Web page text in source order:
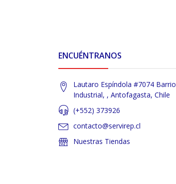
ENCUÉNTRANOS
Lautaro Espíndola #7074 Barrio
Industrial, , Antofagasta, Chile
(+552) 373926
contacto@servirep.cl
Nuestras Tiendas